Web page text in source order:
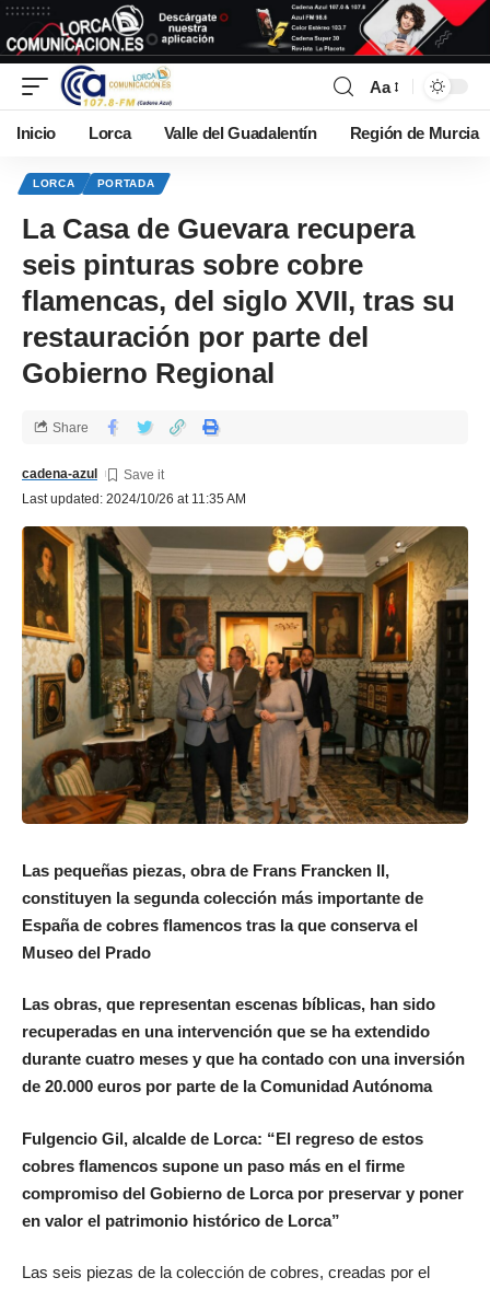
Aa
Inicio Lorca Valle del Guadalentín Región de Murcia
LORCA PORTADA
La Casa de Guevara recupera
seis pinturas sobre cobre
flamencas, del siglo XVII, tras su
restauración por parte del
Gobierno Regional
Last updated: 2024/10/26 at 11:35 AM
cadena-azul
Share
Las pequeñas piezas, obra de Frans Francken II,
constituyen la segunda colección más importante de
España de cobres flamencos tras la que conserva el
Museo del Prado
Las obras, que representan escenas bíblicas, han sido
recuperadas en una intervención que se ha extendido
durante cuatro meses y que ha contado con una inversión
de 20.000 euros por parte de la Comunidad Autónoma
Fulgencio Gil, alcalde de Lorca: “El regreso de estos
cobres flamencos supone un paso más en el firme
compromiso del Gobierno de Lorca por preservar y poner
en valor el patrimonio histórico de Lorca”
Las seis piezas de la colección de cobres, creadas por el